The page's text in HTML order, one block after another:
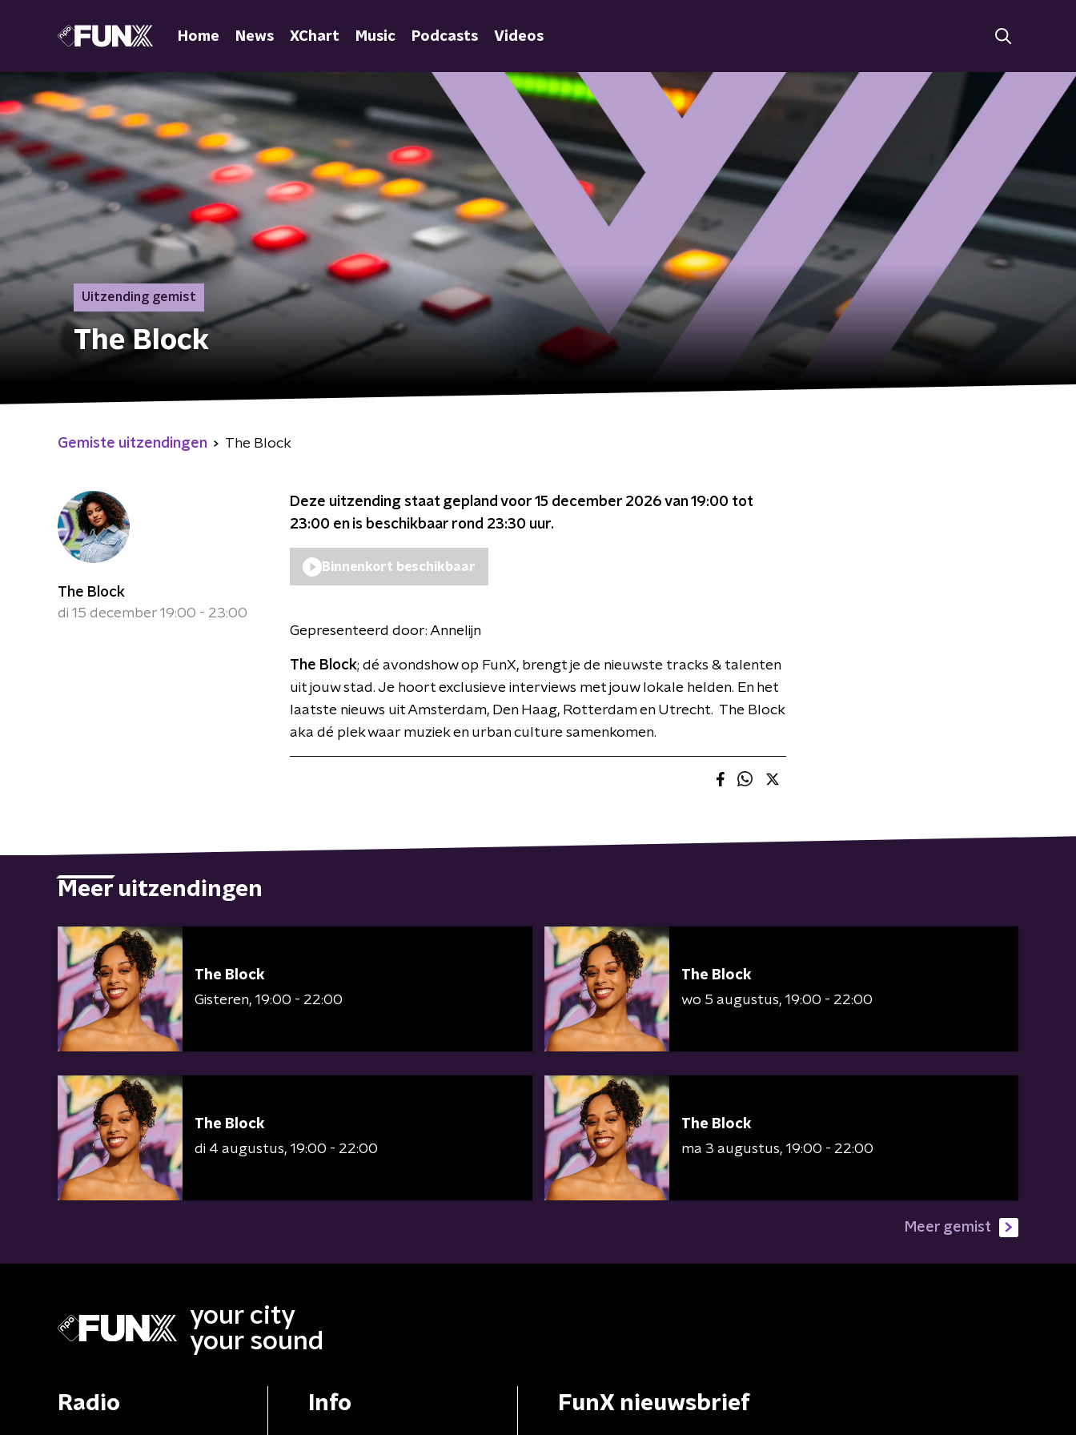
Home News XChart Music Podcasts Videos
Uitzending gemist
The Block
Gemiste uitzendingen The Block
The Block
di 15 december 19:00 - 23:00
Deze uitzending staat gepland voor 15 december 2026 van 19:00 tot
23:00 en is beschikbaar rond 23:30 uur.
Binnenkort beschikbaar
Gepresenteerd door: Annelijn
The Block; dé avondshow op FunX, brengt je de nieuwste tracks & talenten
uit jouw stad. Je hoort exclusieve interviews met jouw lokale helden. En het
laatste nieuws uit Amsterdam, Den Haag, Rotterdam en Utrecht. The Block
aka dé plek waar muziek en urban culture samenkomen.
Meer uitzendingen
The Block
Gisteren 19:00 - 22:00
The Block
wo 5 augustus 19:00 - 22:00
The Block
di 4 augustus 19:00 - 22:00
The Block
ma 3 augustus 19:00 - 22:00
Meer gemist
your city
your sound
Radio Info FunX nieuwsbrief